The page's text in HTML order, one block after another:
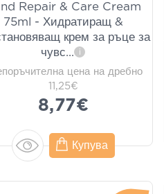
Repair & Care Cream
75ml - Хидратиращ &
крем за ръце за
чувс... i
цена на дребно
11,25€
8,77€
Купува